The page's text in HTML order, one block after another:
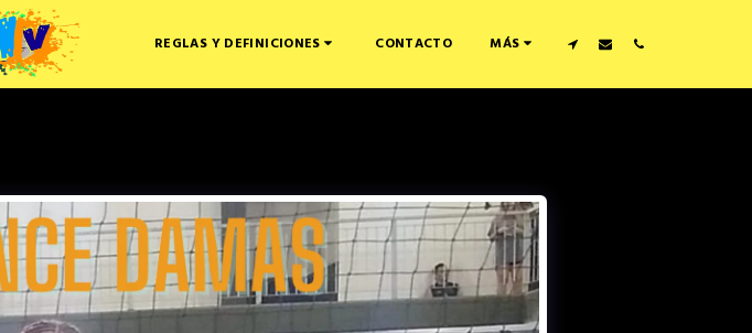
REGLAS Y DEFINICIONES CONTACTO MÁS